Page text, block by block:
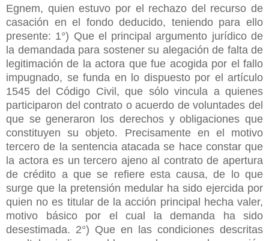
Egnem, quien estuvo por el rechazo del recurso de
casación en el fondo deducido, teniendo para ello
presente: 1°) Que el principal argumento jurídico de
la demandada para sostener su alegación de falta de
legitimación de la actora que fue acogida por el fallo
impugnado, se funda en lo dispuesto por el artículo
1545 del Código Civil, que sólo vincula a quienes
participaron del contrato o acuerdo de voluntades del
que se generaron los derechos y obligaciones que
constituyen su objeto. Precisamente en el motivo
tercero de la sentencia atacada se hace constar que
la actora es un tercero ajeno al contrato de apertura
de crédito a que se refiere esta causa, de lo que
surge que la pretensión medular ha sido ejercida por
quien no es titular de la acción principal hecha valer,
motivo básico por el cual la demanda ha sido
desestimada. 2°) Que en las condiciones descritas